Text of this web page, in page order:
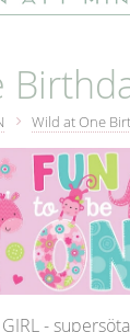
Wild at One
GIRL -